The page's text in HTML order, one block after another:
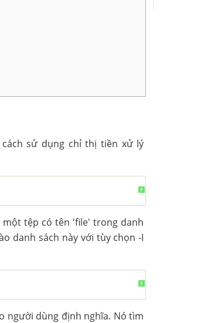
sử dụng chỉ thị tiền xử lý
?
tệp có tên 'file' trong danh
danh sách này với tùy chọn -I
?
người dùng định nghĩa. Nó tìm